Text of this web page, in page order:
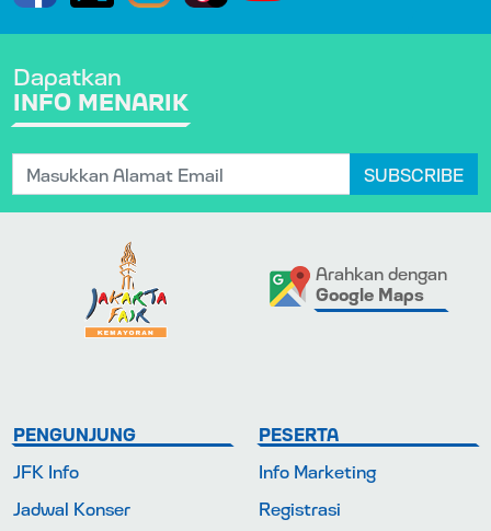
Dapatkan
INFO MENARIK
SUBSCRIBE
Arahkan dengan
Google Maps
PENGUNJUNG
JFK Info
Jadwal Konser
PESERTA
Info Marketing
Registrasi